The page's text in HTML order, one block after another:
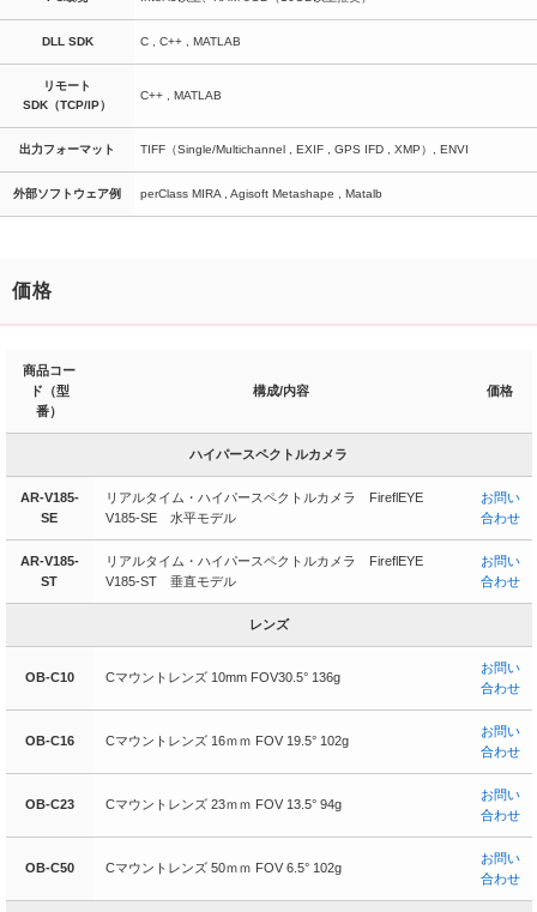
DLL SDK C , C++ , MATLAB
リモート
SDK（TCP/IP）
C++ , MATLAB
出力フォーマット TIFF（Single/Multichannel , EXIF , GPS IFD , XMP）, ENVI
外部ソフトウェア例 perClass MIRA , Agisoft Metashape , Matalb
価格
商品コー
ド（型
番）
構成/内容 価格
ハイパースペクトルカメラ
AR-V185-
SE
リアルタイム・ハイパースペクトルカメラ FireflEYE
V185-SE 水平モデル
お問い
合わせ
AR-V185-
ST
リアルタイム・ハイパースペクトルカメラ FireflEYE
V185-ST 垂直モデル
お問い
合わせ
レンズ
OB-C10 Cマウントレンズ 10mm FOV30.5° 136g
お問い
合わせ
OB-C16 Cマウントレンズ 16ｍｍ FOV 19.5° 102g
お問い
合わせ
OB-C23 Cマウントレンズ 23ｍｍ FOV 13.5° 94g
お問い
合わせ
OB-C50 Cマウントレンズ 50ｍｍ FOV 6.5° 102g
お問い
合わせ